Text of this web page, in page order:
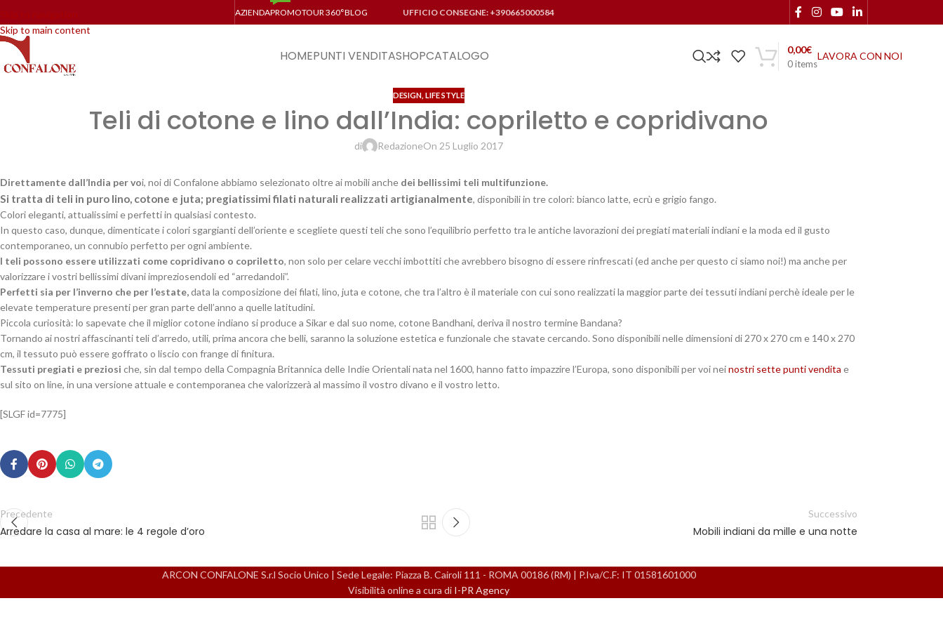
Skip to main content
AZIENDAPROMOTOUR 360°BLOG UFFICIO CONSEGNE: +390665000584
HOMEPUNTI VENDITASHOPCATALOGO 0items
0,00€
LAVORA CON NOI
DESIGN LIFE STYLE
Teli di cotone e lino dall’India: copriletto e copridivano
di RedazioneOn 25 Luglio 2017
Direttamente dall’India per voi, noi di Confalone abbiamo selezionato oltre ai mobili anche dei bellissimi teli multifunzione.
Si tratta di teli in puro lino, cotone e juta; pregiatissimi filati naturali realizzati artigianalmente, disponibili in tre colori: bianco latte, ecrù e grigio fango.
Colori eleganti, attualissimi e perfetti in qualsiasi contesto.
In questo caso, dunque, dimenticate i colori sgargianti dell’oriente e scegliete questi teli che sono l’equilibrio perfetto tra le antiche lavorazioni dei pregiati materiali indiani e la moda ed il gusto
contemporaneo, un connubio perfetto per ogni ambiente.
I teli possono essere utilizzati come copridivano o copriletto, non solo per celare vecchi imbottiti che avrebbero bisogno di essere rinfrescati (ed anche per questo ci siamo noi!) ma anche per
valorizzare i vostri bellissimi divani impreziosendoli ed “arredandoli”.
Perfetti sia per l’inverno che per l’estate,data la composizione dei filati, lino, juta e cotone, che tra l’altro è il materiale con cui sono realizzati la maggior parte dei tessuti indiani perchè ideale per le
elevate temperature presenti per gran parte dell’anno a quelle latitudini.
Piccola curiosità: lo sapevate che il miglior cotone indiano si produce a Sikar e dal suo nome, cotone Bandhani, deriva il nostro termine Bandana?
Tornando ai nostri affascinanti teli d’arredo, utili, prima ancora che belli, saranno la soluzione estetica e funzionale che stavate cercando. Sono disponibili nelle dimensioni di 270 x 270 cm e 140 x 270
cm, il tessuto può essere goffrato o liscio con frange di finitura.
Tessuti pregiati e preziosi che, sin dal tempo della Compagnia Britannica delle Indie Orientali nata nel 1600, hanno fatto impazzire l’Europa, sono disponibili per voi neinostri sette punti vendita e
sul sito on line, in una versione attuale e contemporanea che valorizzerà al massimo il vostro divano e il vostro letto.
[SLGF id=7775]
Precedente
Arredare la casa al mare: le 4 regole d’oro
Successivo
Mobili indiani da mille e una notte
ARCON CONFALONE S.r.l Socio Unico | Sede Legale: Piazza B. Cairoli 111 - ROMA 00186 (RM) | P.Iva/C.F: IT 01581601000
Visibilità online a cura di I-PR Agency